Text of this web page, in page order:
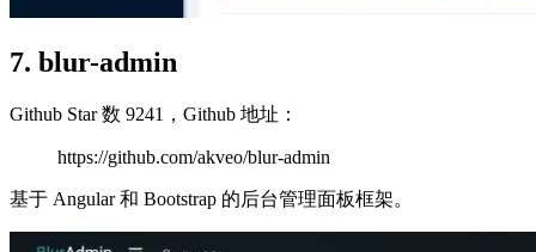
7. blur-admin
Github Star 数 9241，Github 地址：
https://github.com/akveo/blur-admin
基于 Angular 和 Bootstrap 的后台管理面板框架。